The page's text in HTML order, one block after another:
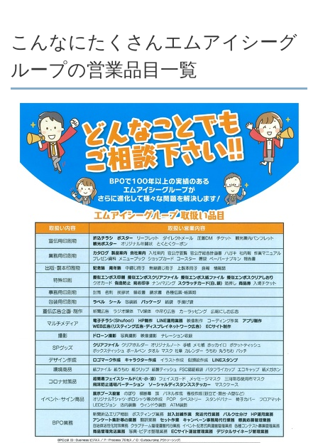
こんなにたくさんエムアイシーグ
ループの営業品目一覧